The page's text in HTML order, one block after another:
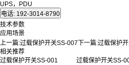
UPS，PDU
技术参数
应用场景
上一篇:过载保护开关SS-007 下一篇:过载保护
相关推荐
过载保护开关SS-001
过载保护开关SS-